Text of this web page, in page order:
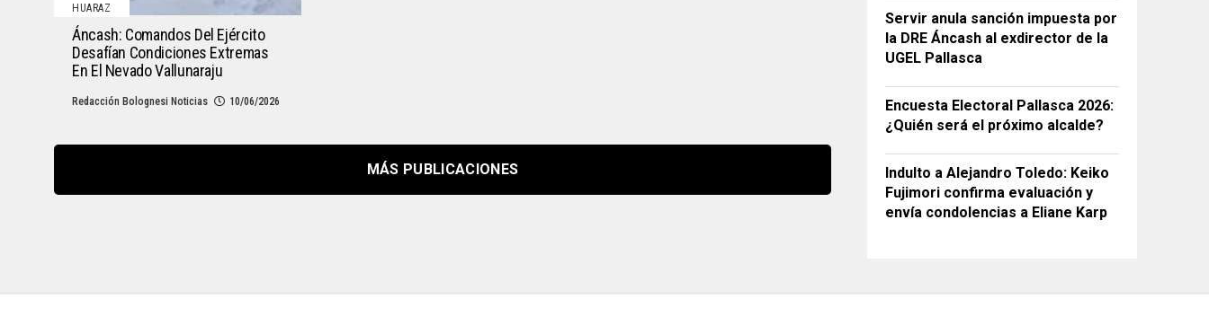
HUARAZ
Áncash: Comandos Del Ejército
Desafían Condiciones Extremas
En El Nevado Vallunaraju
Redacción Bolognesi Noticias 10/06/2026
MÁS PUBLICACIONES
Servir anula sanción impuesta por
la DRE Áncash al exdirector de la
UGEL Pallasca
Encuesta Electoral Pallasca 2026:
¿Quién será el próximo alcalde?
Indulto a Alejandro Toledo: Keiko
Fujimori confirma evaluación y
envía condolencias a Eliane Karp